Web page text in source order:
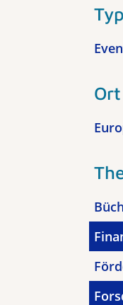
Typ
Ort